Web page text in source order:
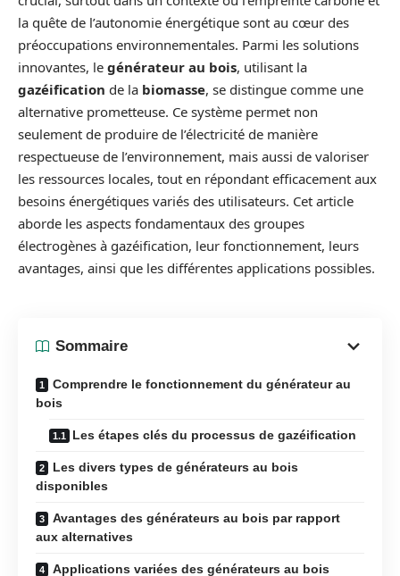
la quête de l’autonomie énergétique sont au cœur des
préoccupations environnementales. Parmi les solutions
innovantes, le générateur au bois, utilisant la
gazéification de la biomasse, se distingue comme une
alternative prometteuse. Ce système permet non
seulement de produire de l’électricité de manière
respectueuse de l’environnement, mais aussi de valoriser
les ressources locales, tout en répondant efficacement aux
besoins énergétiques variés des utilisateurs. Cet article
aborde les aspects fondamentaux des groupes
électrogènes à gazéification, leur fonctionnement, leurs
avantages, ainsi que les différentes applications possibles.
Sommaire
Comprendre le fonctionnement du générateur au
bois
Les étapes clés du processus de gazéification
Les divers types de générateurs au bois
disponibles
Avantages des générateurs au bois par rapport
aux alternatives
Applications variées des générateurs au bois